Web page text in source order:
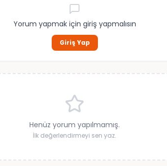
Yorum yapmak için giriş yapmalısın
Giriş Yap
Henüz yorum yapılmamış.
İlk değerlendirmeyi sen yaz.